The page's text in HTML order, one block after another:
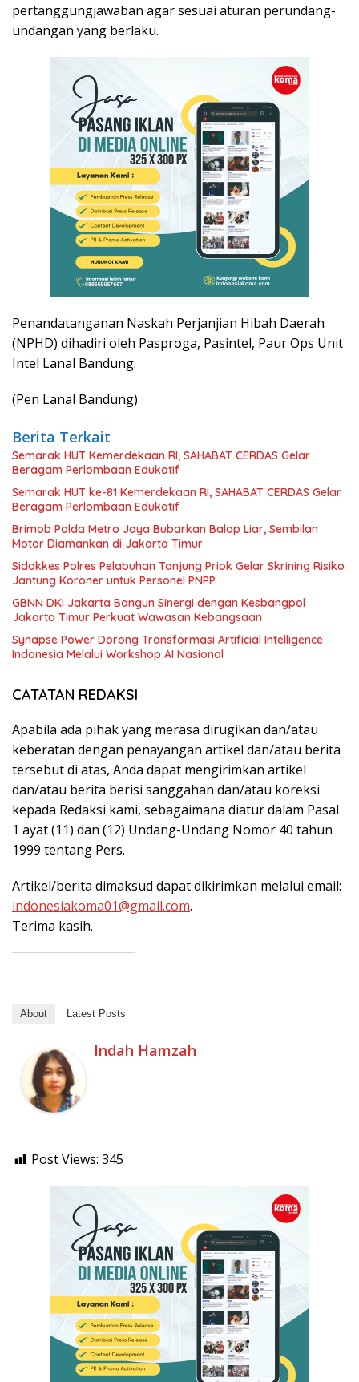
pertanggungjawaban agar sesuai aturan perundang-
undangan yang berlaku.
Penandatanganan Naskah Perjanjian Hibah Daerah
(NPHD) dihadiri oleh Pasproga, Pasintel, Paur Ops Unit
Intel Lanal Bandung.
(Pen Lanal Bandung)
Berita Terkait
Semarak HUT Kemerdekaan RI, SAHABAT CERDAS Gelar
Beragam Perlombaan Edukatif
Semarak HUT ke-81 Kemerdekaan RI, SAHABAT CERDAS Gelar
Beragam Perlombaan Edukatif
Brimob Polda Metro Jaya Bubarkan Balap Liar, Sembilan
Motor Diamankan di Jakarta Timur
Sidokkes Polres Pelabuhan Tanjung Priok Gelar Skrining Risiko
Jantung Koroner untuk Personel PNPP
GBNN DKI Jakarta Bangun Sinergi dengan Kesbangpol
Jakarta Timur Perkuat Wawasan Kebangsaan
Synapse Power Dorong Transformasi Artificial Intelligence
Indonesia Melalui Workshop AI Nasional
CATATAN REDAKSI
Apabila ada pihak yang merasa dirugikan dan/atau
keberatan dengan penayangan artikel dan/atau berita
tersebut di atas, Anda dapat mengirimkan artikel
dan/atau berita berisi sanggahan dan/atau koreksi
kepada Redaksi kami, sebagaimana diatur dalam Pasal
1 ayat (11) dan (12) Undang-Undang Nomor 40 tahun
1999 tentang Pers.
Artikel/berita dimaksud dapat dikirimkan melalui email:
indonesiakoma01@gmail.com.
Terima kasih.
About Latest Posts
Indah Hamzah
Post Views: 345